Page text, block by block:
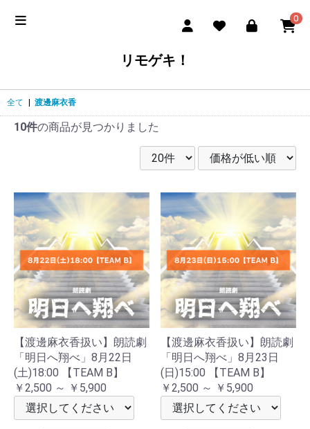
0
リモゲキ！
全て 渡邊麻衣香
10件の商品が見つかりました
【渡邊麻衣香扱い】朗読劇
「明日へ翔べ」8月22日
(土)18:00 【TEAM B】
￥2,500 ～ ￥5,900
【渡邊麻衣香扱い】朗読劇
「明日へ翔べ」8月23日
(日)15:00 【TEAM B】
￥2,500 ～ ￥5,900